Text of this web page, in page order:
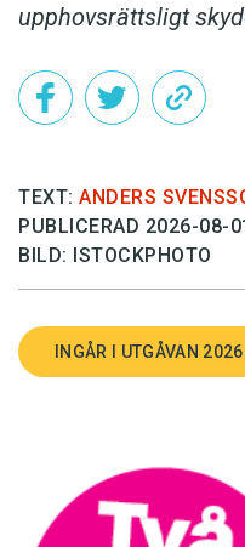
upphovsrättsligt
TEXT: ANDERS
PUBLICERAD 2026-08-
BILD: ISTOCKPHOTO
INGÅR I UTGÅVAN